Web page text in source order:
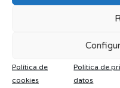
Política de
cookies
Política de
datos
Las lesiones de esguince
rodilla resultan ser
articulación, éste es el
un sobreestiramiento de